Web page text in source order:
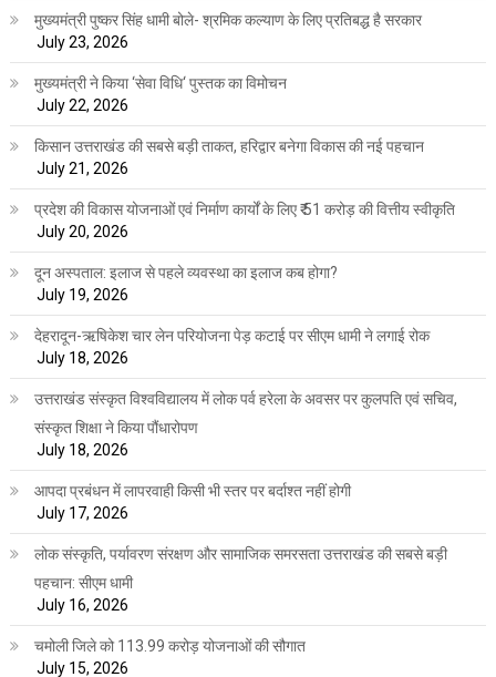
मुख्यमंत्री पुष्कर सिंह धामी बोले- श्रमिक कल्याण के लिए प्रतिबद्ध है सरकार
July 23, 2026
मुख्यमंत्री ने किया ‘सेवा विधि‘ पुस्तक का विमोचन
July 22, 2026
किसान उत्तराखंड की सबसे बड़ी ताकत, हरिद्वार बनेगा विकास की नई पहचान
July 21, 2026
प्रदेश की विकास योजनाओं एवं निर्माण कार्यों के लिए ₹ 51 करोड़ की वित्तीय स्वीकृति
July 20, 2026
दून अस्पताल: इलाज से पहले व्यवस्था का इलाज कब होगा?
July 19, 2026
देहरादून-ऋषिकेश चार लेन परियोजना पेड़ कटाई पर सीएम धामी ने लगाई रोक
July 18, 2026
उत्तराखंड संस्कृत विश्वविद्यालय में लोक पर्व हरेला के अवसर पर कुलपति एवं सचिव,
संस्कृत शिक्षा ने किया पौंधारोपण
July 18, 2026
आपदा प्रबंधन में लापरवाही किसी भी स्तर पर बर्दाश्त नहीं होगी
July 17, 2026
लोक संस्कृति, पर्यावरण संरक्षण और सामाजिक समरसता उत्तराखंड की सबसे बड़ी
पहचान: सीएम धामी
July 16, 2026
चमोली जिले को 113.99 करोड़ योजनाओं की सौगात
July 15, 2026